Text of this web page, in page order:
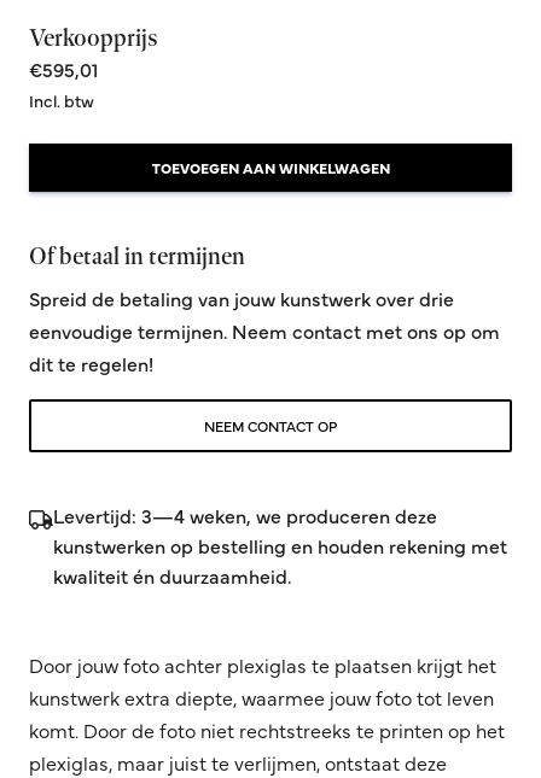
Verkoopprijs
€595,01
Incl. btw
TOEVOEGEN AAN WINKELWAGEN
Of betaal in termijnen
Spreid de betaling van jouw kunstwerk over drie
eenvoudige termijnen. Neem contact met ons op om
dit te regelen!
NEEM CONTACT OP
Levertijd: 3—4 weken, we produceren deze
kunstwerken op bestelling en houden rekening met
kwaliteit én duurzaamheid.
Door jouw foto achter plexiglas te plaatsen krijgt het
kunstwerk extra diepte, waarmee jouw foto tot leven
komt. Door de foto niet rechtstreeks te printen op het
plexiglas, maar juist te verlijmen, ontstaat deze